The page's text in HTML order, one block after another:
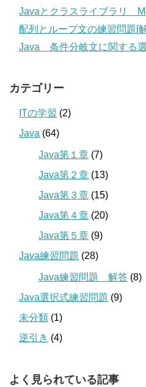
Javaとクラスライブラリ
配列とループ文の練習問題[
Java 条件分岐文に関する
カテゴリー
ITの学習 (2)
Java (64)
Java第１章 (7)
Java第２章 (13)
Java第３章 (15)
Java第４章 (20)
Java第５章 (9)
Java練習問題 (28)
Java練習問題 解答 (8)
Java選択式練習問題 (9)
未分類 (1)
逆引き (4)
よく見られている記事